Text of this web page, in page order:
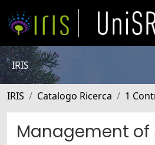
IRIS
IRIS Catalogo Ricerca 1
Management